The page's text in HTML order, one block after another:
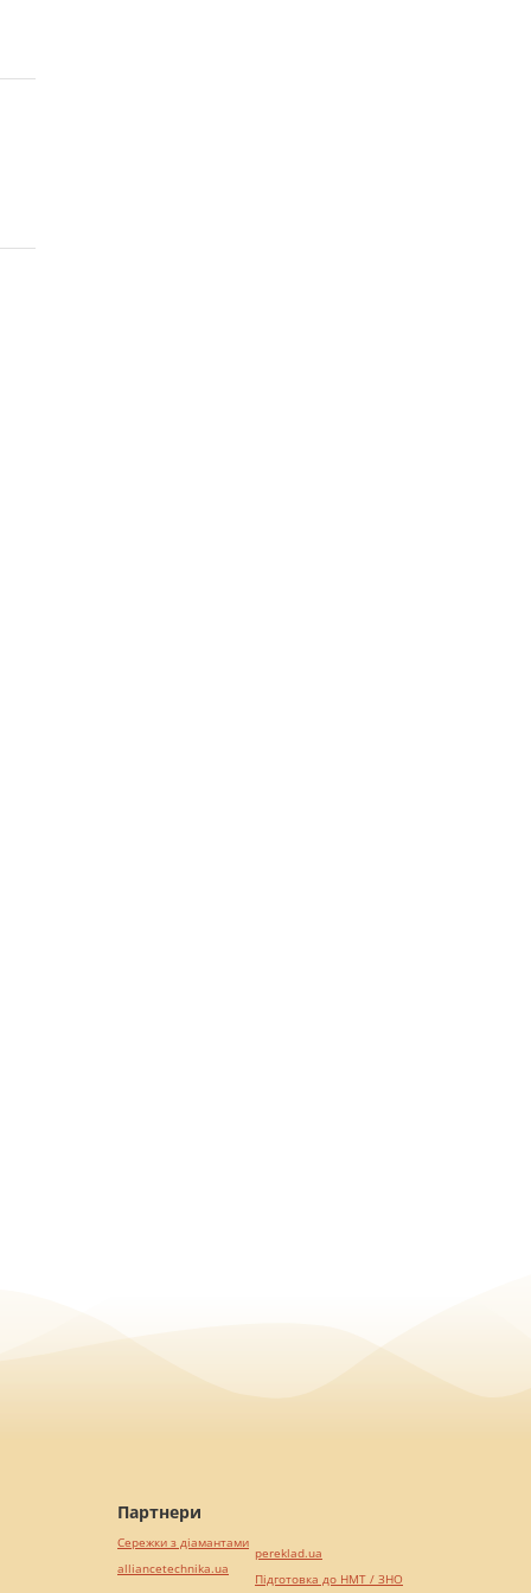
Партнери
Сережки з діамантами
alliancetechnika.ua
pereklad.ua
Підготовка до НМТ / ЗНО